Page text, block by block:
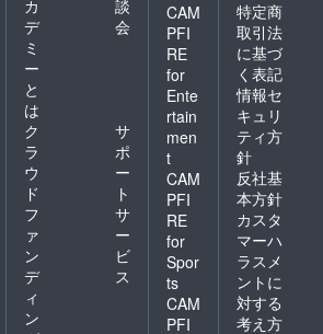
カ
デ
ミ
ー
と
は
談
会
ク
ラ
ウ
ド
フ
ァ
ン
デ
ィ
ン
サ
ポ
ー
ト
サ
ー
ビ
ス
CAM
PFI
RE
for
Ente
rtain
men
t
CAM
PFI
RE
for
Spor
ts
CAM
PFI
特定商
取引法
に基づ
く表記
情報セ
キュリ
ティ方
針
反社基
本方針
カスタ
マーハ
ラスメ
ントに
対する
考え方